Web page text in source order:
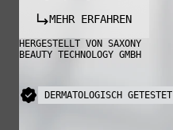
MEHR ERFAHREN
DERMATOLOGISCH GETESTET
HERGESTELLT VON SAXONY
BEAUTY TECHNOLOGY GMBH